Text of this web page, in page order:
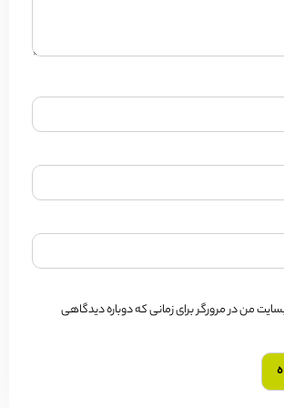
مرورگر برای زمانی که دوباره دیدگاهی